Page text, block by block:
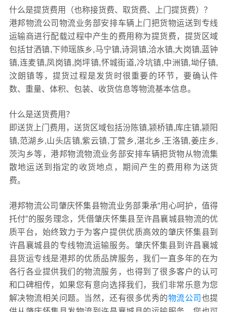
什么是提货费用（也称接货费、取货费、上门提货费）？
港邦物流公司物流业务部安排车辆上门把货物运送到专线
运输商进行配载过程中产生的费用称为提货费，提货区域
包括甘洒镇,下帅瑶族乡,马宁镇,诗洞镇,洽水镇,大岗镇,蓝钟
镇,连麦镇,凤岗镇,岗坪镇,怀城街道,冷坑镇,中洲镇,坳仔镇,
汶朗镇等，提货过程是发货时很重要的环节，要确认件
数、重量、体积、包装、收货信息等物流基本信息。
什么是送货费用？
即送货上门费用，送货区域包括汾陈镇,颍桥镇,库庄镇,颍阳
镇,范湖乡,山头店镇,紫云镇,丁营乡,湛北乡,王洛镇,姜庄乡,
茨沟乡等，港邦物流物流业务部安排车辆把货物从物流集
散地运送到指定的收货地点，期间产生的费用称为送货
费。
港邦物流公司肇庆怀集县物流业务部秉承“用心呵护，值得
托付”的服务理念，凭借肇庆怀集县至许昌襄城县物流的优
质平台，始终致力于为客户提供优质高效的肇庆怀集县到
许昌襄城县的专线物流运输服务。肇庆怀集县到许昌襄城
县货运专线是港邦的优质品牌服务，我们一直多年的在为
各行各业提供我们的物流服务，也得到了很多客户的认可
和口碑相传，如果您有意向选择我们，我们非常乐意为您
解决物流相关问题。当然，还有很多优秀的物流公司 也提